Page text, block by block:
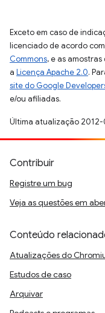
Exceto em caso de
licenciado de acordo
Commons, e as
a Licença Apache 2.0.
site do Google
e/ou afiliadas.
Última atualização 2012-
Contribuir
Registre um bug
Veja as questões em
Conteúdo
Atualizações do
Estudos de caso
Arquivar